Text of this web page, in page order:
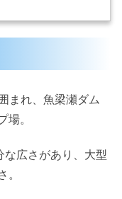
まれ、魚梁瀬ダム
場。
な広さがあり、大型
。